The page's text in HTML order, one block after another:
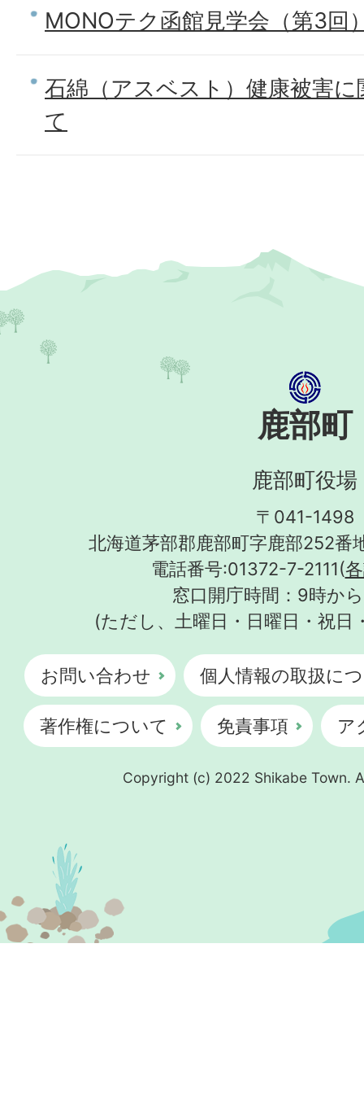
MONOテク函館見学会（第3回
石綿（アスベスト）健康被害
て
鹿部町
鹿部町役場
〒041-1498
北海道茅部郡鹿部町字鹿部252番
電話番号:01372-7-2111(
窓口開庁時間：9時か
(ただし、土曜日・日曜日・祝日
お問い合わせ 個人情報の取扱に
著作権について 免責事項 ア
Copyright (c) 2022 Shikabe Town.